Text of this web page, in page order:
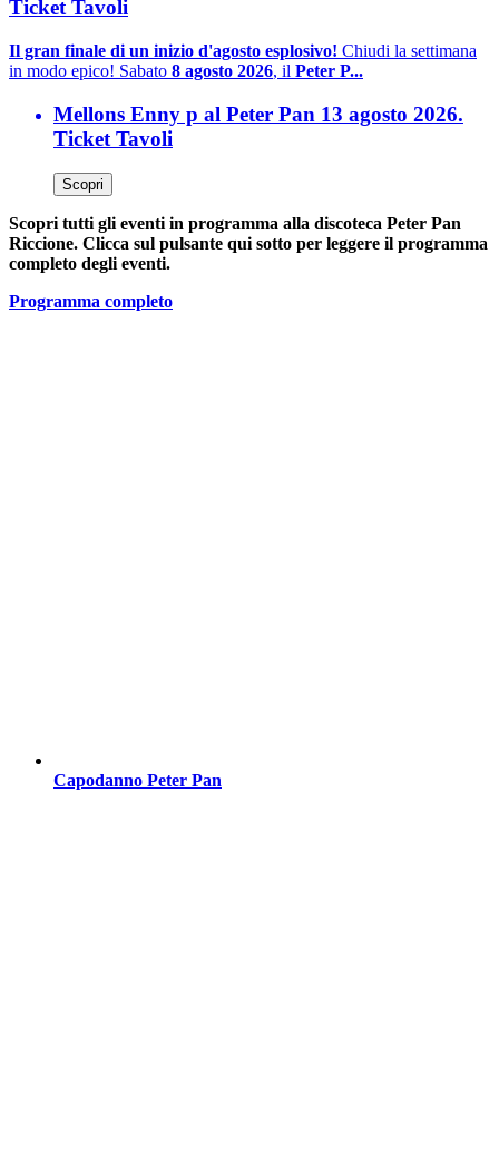
Ticket Tavoli
Il gran finale di un inizio d'agosto esplosivo! Chiudi la settimana
in modo epico! Sabato 8 agosto 2026, il Peter P...
Mellons Enny p al Peter Pan 13 agosto 2026.
Ticket Tavoli
Scopri
Scopri tutti gli eventi in programma alla discoteca Peter Pan
Riccione. Clicca sul pulsante qui sotto per leggere il programma
completo degli eventi.
Programma completo
Capodanno Peter Pan